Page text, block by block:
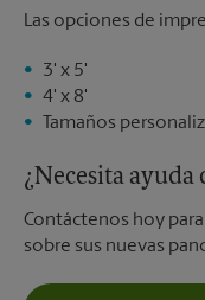
Las opciones de
3' x 5'
4' x 8'
Tamaños
¿Necesita ayuda
Contáctenos hoy
sobre sus nuevas